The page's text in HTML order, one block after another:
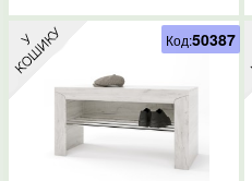
Код:50387